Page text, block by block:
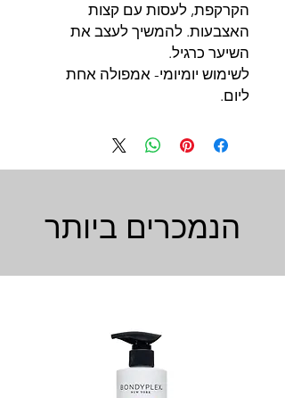
הקרקפת, לעסות עם קצות
האצבעות. להמשיך לעצב את
השיער כרגיל.
לשימוש יומיומי- אמפולה אחת
ליום.
הנמכרים ביותר